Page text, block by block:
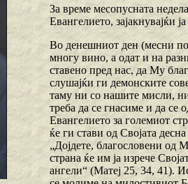
За време месопусната
Евангелието, зајакнувајќи
Во денешниот ден (месни
многу вино, а одат и на
ставено пред нас, да Му
слушајќи ги демонските
таму ни со нашите мисли,
треба да се гнасиме и да се
Евангелието за големиот
ќе ги стави од Својата
„Дојдете, благословени од
страна ќе им ја изрече
ангели“ (Матеј 25, 34, 41).